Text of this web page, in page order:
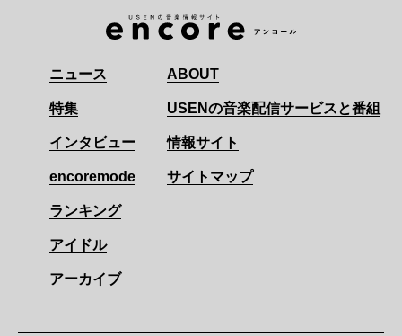
ニュース
特集
インタビュー
encoremode
ランキング
アイドル
アーカイブ
ABOUT
USENの音楽配信サービスと番組
情報サイト
サイトマップ